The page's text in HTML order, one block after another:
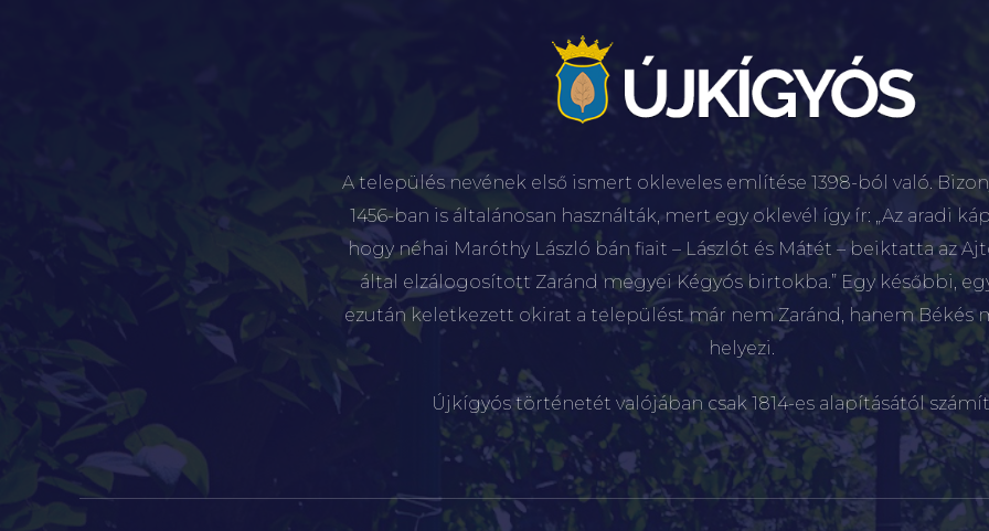
A település nevének első ismert okleveles említése 1398-ból való.
1456-ban is általánosan használták, mert egy oklevél így ír: „Az aradi
hogy néhai Maróthy László bán fiait – Lászlót és Mátét – beiktatta az
által elzálogosított Zaránd megyei Kégyós birtokba.” Egy későbbi,
ezután keletkezett okirat a települést már nem Zaránd, hanem Békés
helyezi.
Újkígyós történetét valójában csak 1814-es alapításától